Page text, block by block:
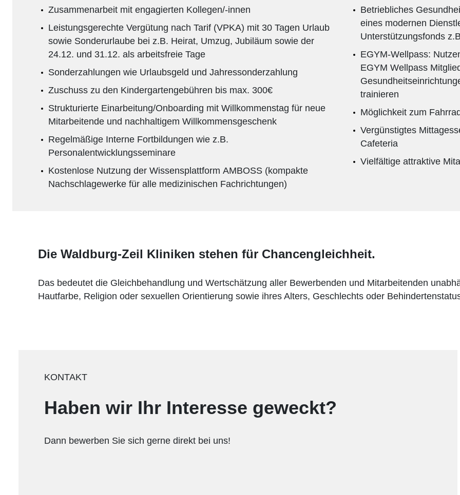
Zusammenarbeit mit engagierten Kollegen/-innen
Leistungsgerechte Vergütung nach Tarif (VPKA) mit 30 Tagen Urlaub
sowie Sonderurlaube bei z.B. Heirat, Umzug, Jubiläum sowie der
24.12. und 31.12. als arbeitsfreie Tage
Sonderzahlungen wie Urlaubsgeld und Jahressonderzahlung
Zuschuss zu den Kindergartengebühren bis max. 300€
Strukturierte Einarbeitung/Onboarding mit Willkommenstag für neue
Mitarbeitende und nachhaltigem Willkommensgeschenk
Regelmäßige Interne Fortbildungen wie z.B.
Personalentwicklungsseminare
Kostenlose Nutzung der Wissensplattform AMBOSS (kompakte
Nachschlagewerke für alle medizinischen Fachrichtungen)
Betriebliches
eines modernen
Unterstützungsfonds
EGYM-Wellpass:
EGYM Wellpass
trainieren
Möglichkeit zum
Vergünstigtes
Cafeteria
Vielfältige attraktive
Die Waldburg-Zeil Kliniken stehen für Chancengleichheit.
Das bedeutet die Gleichbehandlung und Wertschätzung aller Bewerbenden und Mitarbeitenden
Hautfarbe, Religion oder sexuellen Orientierung sowie ihres Alters, Geschlechts oder
KONTAKT
Haben wir Ihr Interesse geweckt?
Dann bewerben Sie sich gerne direkt bei uns!